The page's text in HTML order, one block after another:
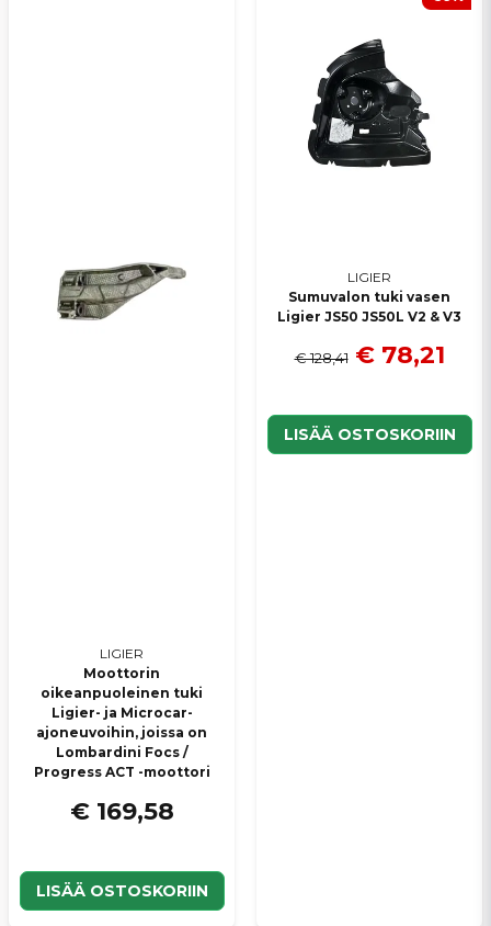
LIGIER
Moottorin
oikeanpuoleinen tuki
Ligier- ja Microcar-
ajoneuvoihin, joissa on
Lombardini Focs /
Progress ACT -moottori
€ 169,58
LISÄÄ OSTOSKORIIN
LIGIER
Sumuvalon tuki vasen
Ligier JS50 JS50L V2 & V3
€ 128,41 € 78,21
LISÄÄ OSTOSKORIIN